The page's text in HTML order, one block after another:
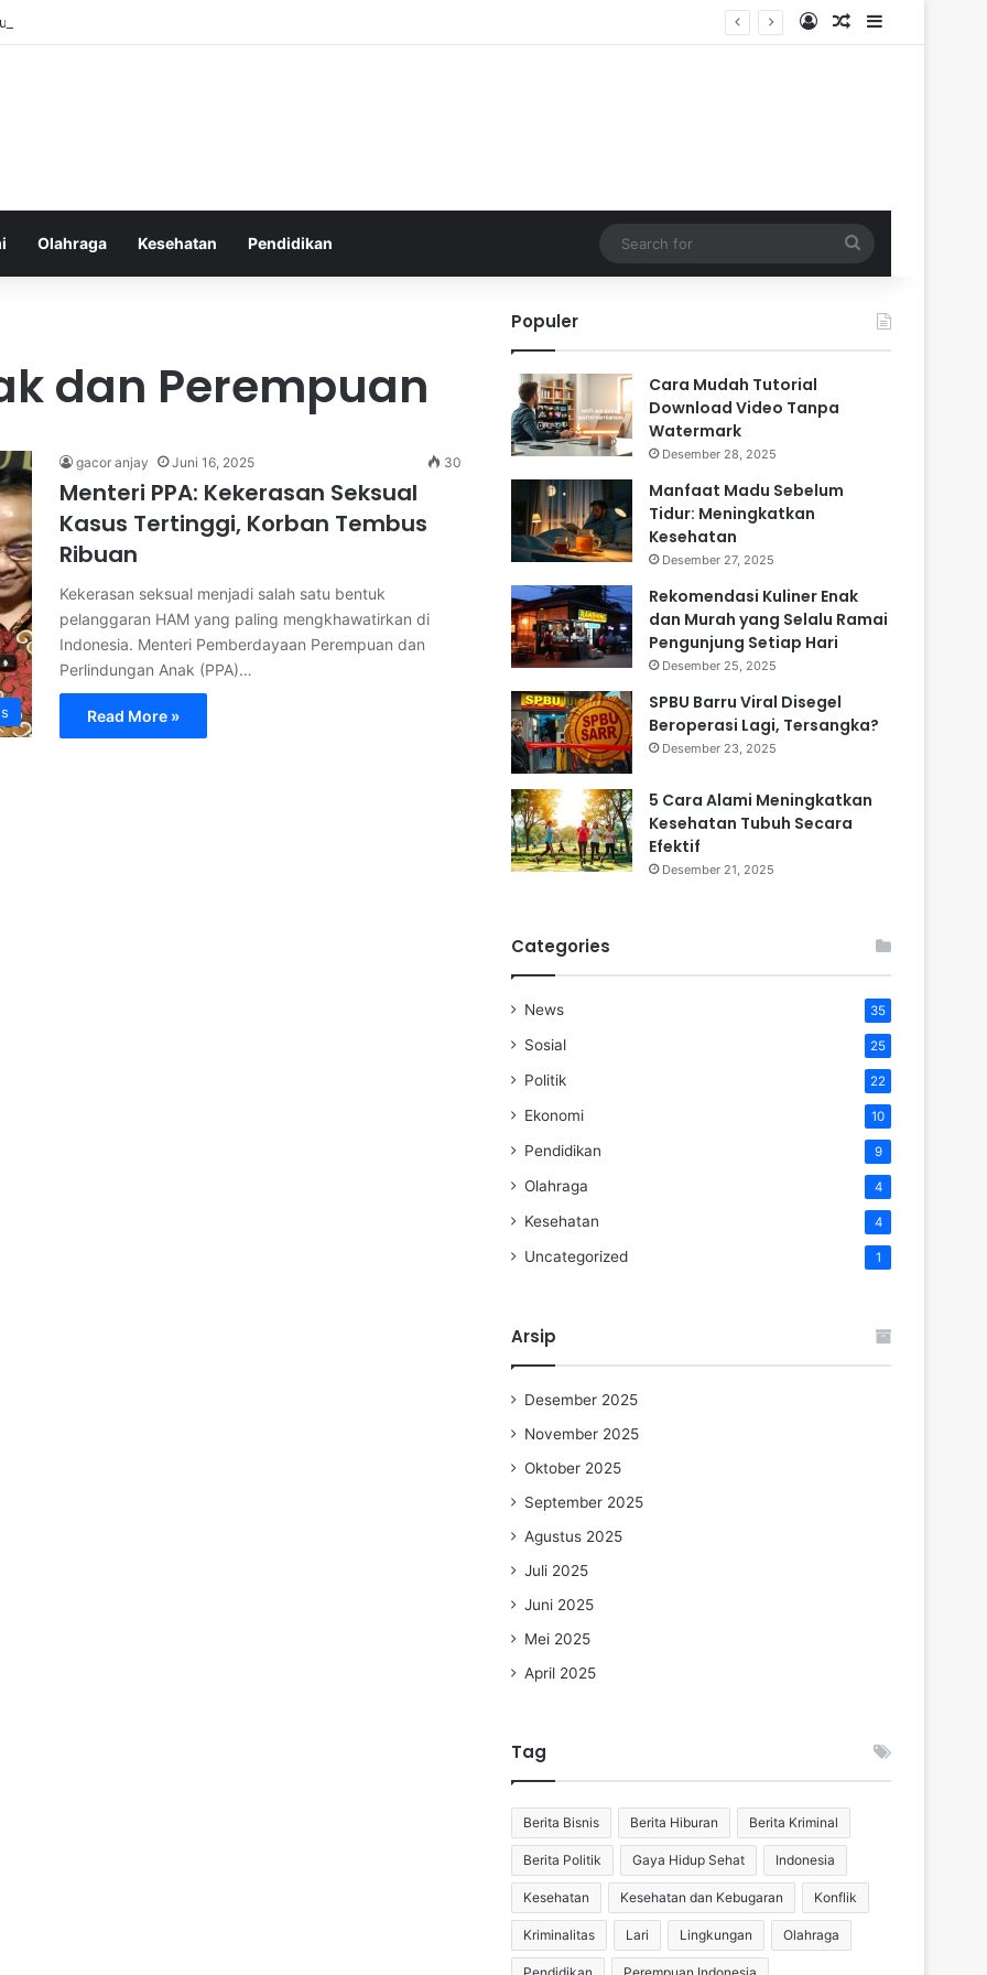
Sebelum Tidur: Meningkatkan Kesehatan Log InRandom Article
Sidebar
Olahraga Kesehatan Pendidikan
for
dan Perempuan
gacor anjay Juni 16, 2025 30
Menteri PPA: Kekerasan Seksual
Kasus Tertinggi, Korban Tembus
Ribuan
Kekerasan seksual menjadi salah satu bentuk
pelanggaran HAM yang paling mengkhawatirkan di
Indonesia. Menteri Pemberdayaan Perempuan dan
Perlindungan Anak (PPA)…
Read More »
Populer
Cara Mudah Tutorial
Download Video Tanpa
Watermark
Desember 28, 2025
Manfaat Madu Sebelum
Tidur: Meningkatkan
Kesehatan
Desember 27, 2025
Rekomendasi Kuliner Enak
dan Murah yang Selalu Ramai
Pengunjung Setiap Hari
Desember 25, 2025
SPBU Barru Viral Disegel
Beroperasi Lagi, Tersangka?
Desember 23, 2025
5 Cara Alami Meningkatkan
Kesehatan Tubuh Secara
Efektif
Desember 21, 2025
Categories
News 35
Sosial 25
Politik 22
Ekonomi 10
Pendidikan 9
Olahraga 4
Kesehatan 4
Uncategorized 1
Arsip
Desember 2025
November 2025
Oktober 2025
September 2025
Agustus 2025
Juli 2025
Juni 2025
Mei 2025
April 2025
Tag
Berita Bisnis Berita Hiburan Berita Kriminal
Berita Politik Gaya Hidup Sehat Indonesia
Kesehatan Kesehatan dan Kebugaran Konflik
Kriminalitas Lari Lingkungan Olahraga